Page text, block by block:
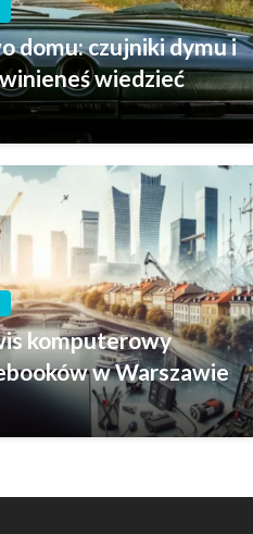
domu: czujniki dymu i
wiedzieć
komputerowy
w Warszawie